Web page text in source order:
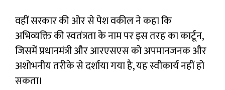
वहीं सरकार की ओर से पेश वकील ने कहा कि
अभिव्यक्ति की स्वतंत्रता के नाम पर इस तरह का कार्टून,
जिसमें प्रधानमंत्री और आरएसएस को अपमानजनक और
अशोभनीय तरीके से दर्शाया गया है, यह स्वीकार्य नहीं हो
सकता।